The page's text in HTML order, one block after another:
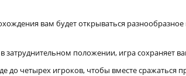
вам будет открываться
затруднительном положении, игра сохраняет
до четырех игроков, чтобы вместе сражаться